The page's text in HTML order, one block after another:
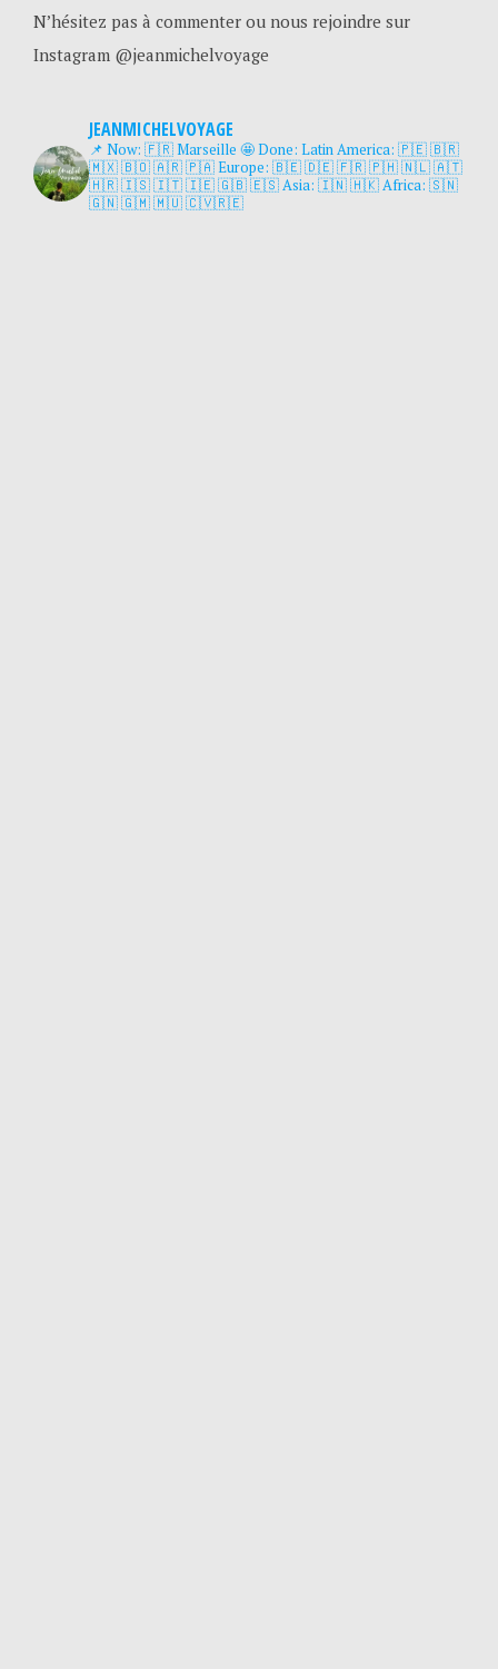
N’hésitez pas à commenter ou nous rejoindre sur
Instagram @jeanmichelvoyage
JEANMICHELVOYAGE
📌 Now: 🇫🇷 Marseille 🤩 Done: Latin America: 🇵🇪 🇧🇷
🇲🇽 🇧🇴 🇦🇷 🇵🇦Europe: 🇧🇪 🇩🇪 🇫🇷 🇵🇭 🇳🇱 🇦🇹
🇭🇷 🇮🇸 🇮🇹 🇮🇪 🇬🇧 🇪🇸Asia: 🇮🇳 🇭🇰Africa: 🇸🇳
🇬🇳 🇬🇲 🇲🇺 🇨🇻🇷🇪